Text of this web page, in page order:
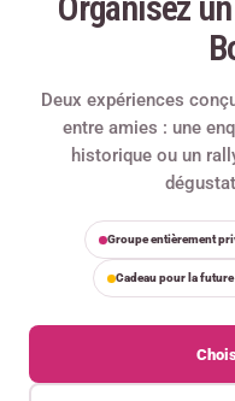
Deux expériences
entre amies : une
historique ou un
Groupe entièrement
Cadeau pour la